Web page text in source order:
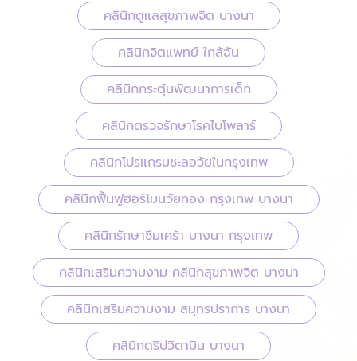
คลินิกดูแลสุขภาพจิต บางนา
คลินิกจิตแพทย์ ใกล้ฉัน
คลินิกกระตุ้นพัฒนาการเด็ก
คลินิกตรวจรักษาโรคไบโพลาร์
คลินิกโปรแกรมชะลอวัยในกรุงเทพ
คลินิกฟื้นฟูฮอร์โมนวัยทอง กรุงเทพ บางนา
คลินิกรักษาซึมเศร้า บางนา กรุงเทพ
คลินิกเสริมความงาม คลินิกสุขภาพจิต บางนา
คลินิกเสริมความงาม สมุทรปราการ บางนา
คลินิกดริปวิตามิน บางนา